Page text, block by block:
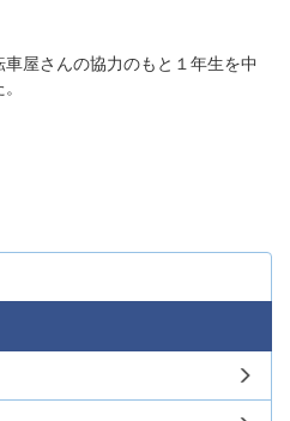
屋さんの協力のもと１年生を中